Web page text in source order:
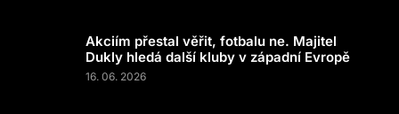
Akciím přestal věřit, fotbalu ne. Majitel
Dukly hledá další kluby v západní Evropě
16. 06. 2026